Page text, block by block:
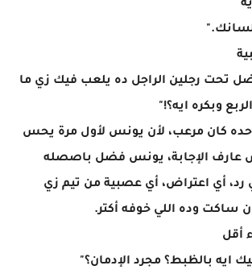
تحت رجلين الراجل ده يلعب فيك زي ما
وبكره ايه؟!"
كان مرعب، لأن يونس لأول مرة يحس
عارف الإجابة، يونس فضل باصصله
أي اعتراض، أي عصبية من تيم زي
ساكت وده اللي خوفه أكتر.
أقل
ايه بالظبط؟ مجرد الإدمان؟"